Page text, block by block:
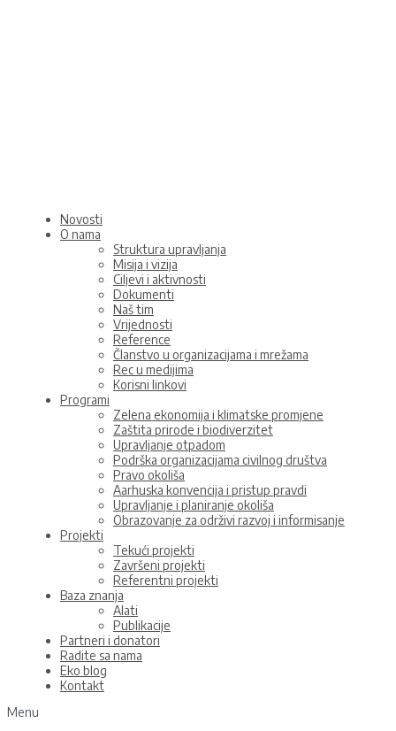
Novosti
O nama
Struktura upravljanja
Misija i vizija
Ciljevi i aktivnosti
Dokumenti
Naš tim
Vrijednosti
Reference
Članstvo u organizacijama i mrežama
Rec u medijima
Korisni linkovi
Programi
Zelena ekonomija i klimatske promjene
Zaštita prirode i biodiverzitet
Upravljanje otpadom
Podrška organizacijama civilnog društva
Pravo okoliša
Aarhuska konvencija i pristup pravdi
Upravljanje i planiranje okoliša
Obrazovanje za održivi razvoj i informisanje
Projekti
Tekući projekti
Završeni projekti
Referentni projekti
Baza znanja
Alati
Publikacije
Partneri i donatori
Radite sa nama
Eko blog
Kontakt
Menu